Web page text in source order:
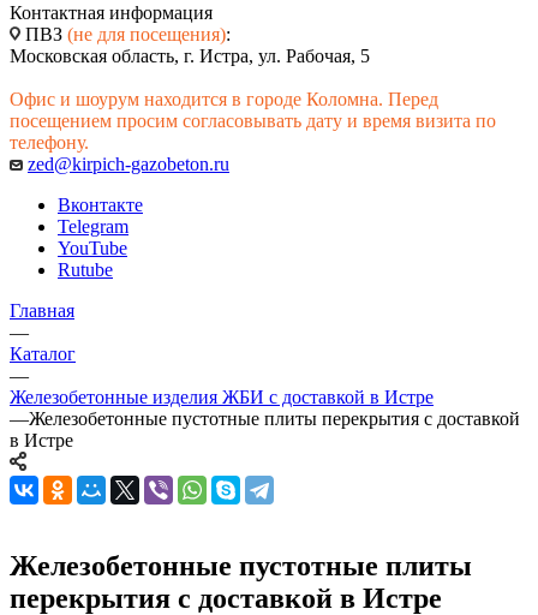
Контактная информация
ПВЗ (не для посещения):
Московская область, г. Истра, ул. Рабочая, 5
Офис и шоурум находится в городе Коломна. Перед
посещением просим согласовывать дату и время визита по
телефону.
zed@kirpich-gazobeton.ru
Вконтакте
Telegram
YouTube
Rutube
Главная
—
Каталог
—
Железобетонные изделия ЖБИ с доставкой в Истре
—Железобетонные пустотные плиты перекрытия с доставкой
в Истре
Железобетонные пустотные плиты
перекрытия с доставкой в Истре